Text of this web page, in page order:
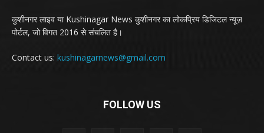
कुशीनगर लाइव या Kushinagar News कुशीनगर का लोकप्रिय डिजिटल न्यूज़
पोर्टल, जो विगत 2016 से संचलित है।
Contact us: kushinagarnews@gmail.com
FOLLOW US